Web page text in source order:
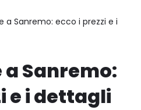
a Sanremo: ecco i prezzi e i
Sanremo:
e i dettagli